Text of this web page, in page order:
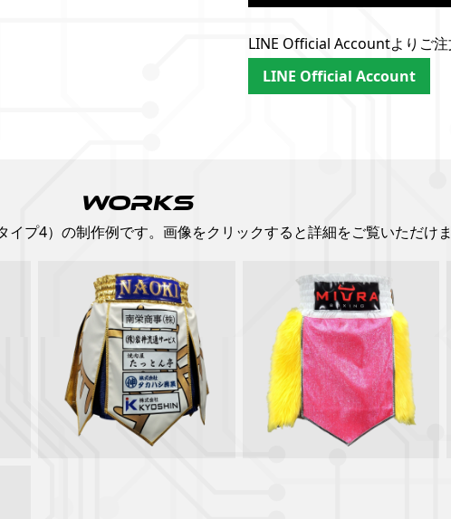
LINE Official Accountよりご
LINE Official Account
WORKS
イプ4）の制作例です。画像をクリックすると詳細をご覧いただけ